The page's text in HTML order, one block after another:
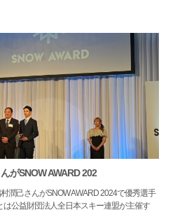
がSNOW AWARD 202
潤己さんがSNOW AWARD 2024で優秀選手
は公益財団法人全日本スキー連盟が主催す